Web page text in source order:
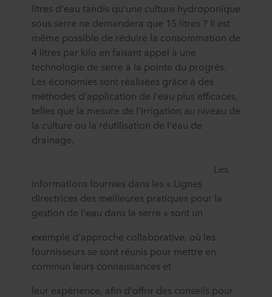
litres d'eau tandis qu'une culture hydroponique
sous serre ne demandera que 15 litres ? Il est
même possible de réduire la consommation de
4 litres par kilo en faisant appel à une
technologie de serre à la pointe du progrès.
Les économies sont réalisées grâce à des
méthodes d'application de l'eau plus efficaces,
telles que la mesure de l'irrigation au niveau de
la culture ou la réutilisation de l'eau de
drainage.
Les
informations fournies dans les « Lignes
directrices des meilleures pratiques pour la
gestion de l'eau dans la serre » sont un
exemple d'approche collaborative, où les
fournisseurs se sont réunis pour mettre en
commun leurs connaissances et
leur expérience, afin d'offrir des conseils pour